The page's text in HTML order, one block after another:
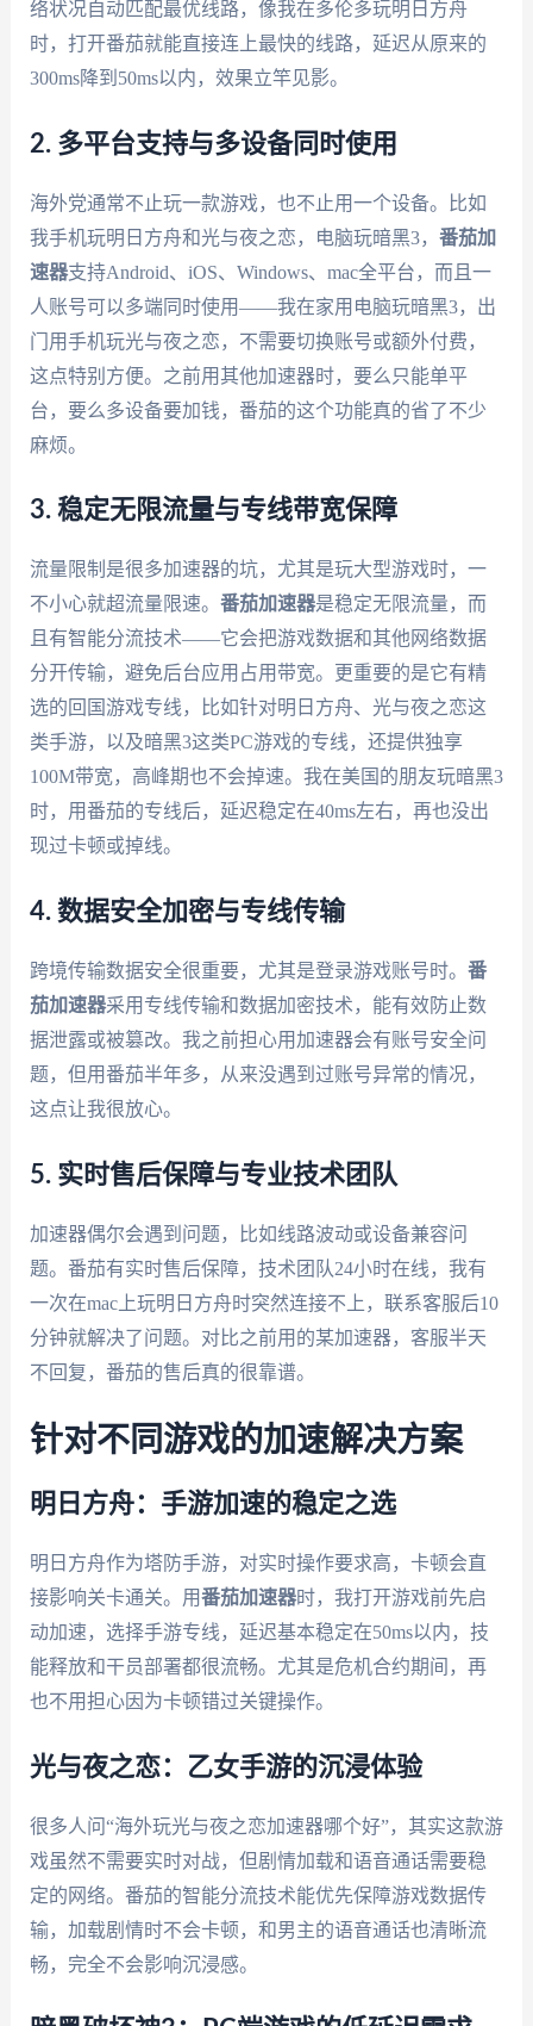
络状况自动匹配最优线路，像我在多伦多玩明日方舟
时，打开番茄就能直接连上最快的线路，延迟从原来的
300ms降到50ms以内，效果立竿见影。
2. 多平台支持与多设备同时使用
海外党通常不止玩一款游戏，也不止用一个设备。比如
我手机玩明日方舟和光与夜之恋，电脑玩暗黑3， 番茄加
速器支持Android、iOS、Windows、mac全平台，而且一
人账号可以多端同时使用——我在家用电脑玩暗黑3，出
门用手机玩光与夜之恋，不需要切换账号或额外付费，
这点特别方便。之前用其他加速器时，要么只能单平
台，要么多设备要加钱，番茄的这个功能真的省了不少
麻烦。
3. 稳定无限流量与专线带宽保障
流量限制是很多加速器的坑，尤其是玩大型游戏时，一
不小心就超流量限速。 番茄加速器是稳定无限流量，而
且有智能分流技术——它会把游戏数据和其他网络数据
分开传输，避免后台应用占用带宽。更重要的是它有精
选的回国游戏专线，比如针对明日方舟、光与夜之恋这
类手游，以及暗黑3这类PC游戏的专线，还提供独享
100M带宽，高峰期也不会掉速。我在美国的朋友玩暗黑3
时，用番茄的专线后，延迟稳定在40ms左右，再也没出
现过卡顿或掉线。
4. 数据安全加密与专线传输
跨境传输数据安全很重要，尤其是登录游戏账号时。 番
茄加速器采用专线传输和数据加密技术，能有效防止数
据泄露或被篡改。我之前担心用加速器会有账号安全问
题，但用番茄半年多，从来没遇到过账号异常的情况，
这点让我很放心。
5. 实时售后保障与专业技术团队
加速器偶尔会遇到问题，比如线路波动或设备兼容问
题。番茄有实时售后保障，技术团队24小时在线，我有
一次在mac上玩明日方舟时突然连接不上，联系客服后10
分钟就解决了问题。对比之前用的某加速器，客服半天
不回复，番茄的售后真的很靠谱。
针对不同游戏的加速解决方案
明日方舟：手游加速的稳定之选
明日方舟作为塔防手游，对实时操作要求高，卡顿会直
接影响关卡通关。用番茄加速器时，我打开游戏前先启
动加速，选择手游专线，延迟基本稳定在50ms以内，技
能释放和干员部署都很流畅。尤其是危机合约期间，再
也不用担心因为卡顿错过关键操作。
光与夜之恋：乙女手游的沉浸体验
很多人问“海外玩光与夜之恋加速器哪个好”，其实这款游
戏虽然不需要实时对战，但剧情加载和语音通话需要稳
定的网络。番茄的智能分流技术能优先保障游戏数据传
输，加载剧情时不会卡顿，和男主的语音通话也清晰流
畅，完全不会影响沉浸感。